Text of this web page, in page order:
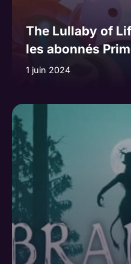
The Lullaby of
les abonnés
1 juin 2024